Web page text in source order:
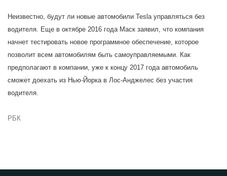
Неизвестно, будут ли новые автомобили Tesla управляться без
водителя. Еще в октябре 2016 года Маск заявил, что компания
начнет тестировать новое программное обеспечение, которое
позволит всем автомобилям быть самоуправляемыми. Как
предполагают в компании, уже к концу 2017 года автомобиль
сможет доехать из Нью-Йорка в Лос-Анджелес без участия
водителя.
РБК